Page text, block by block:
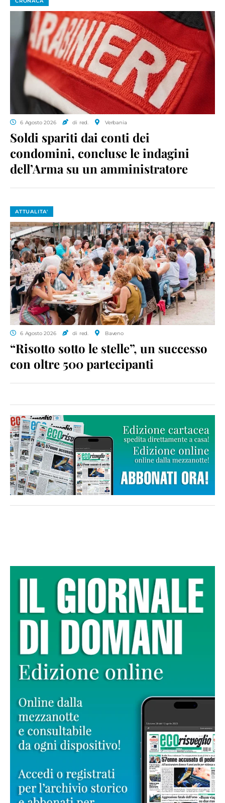
6 Agosto 2026 di red. Verbania
Soldi spariti dai conti dei
condomini, concluse le indagini
dell’Arma su un amministratore
ATTUALITA'
6 Agosto 2026 di red. Baveno
“Risotto sotto le stelle”, un successo
con oltre 500 partecipanti